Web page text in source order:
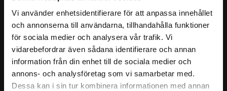
Vi använder enhetsidentifierare för att anpassa innehållet
och annonserna till användarna, tillhandahålla funktioner
för sociala medier och analysera vår trafik. Vi
vidarebefordrar även sådana identifierare och annan
information från din enhet till de sociala medier och
annons- och analysföretag som vi samarbetar med.
Dessa kan i sin tur kombinera informationen med annan
Måndag-torsdag 07.00-16.30
Fredag 07.00-16.00
Företag Kontakta oss